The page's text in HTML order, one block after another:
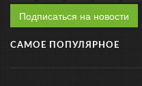
Подписаться на новости
САМОЕ ПОПУЛЯРНОЕ